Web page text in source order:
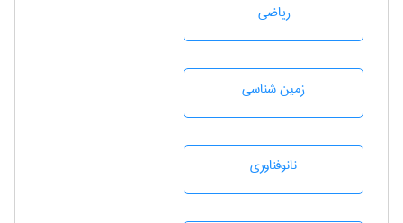
رياضی
زمين شناسی
نانوفناوری